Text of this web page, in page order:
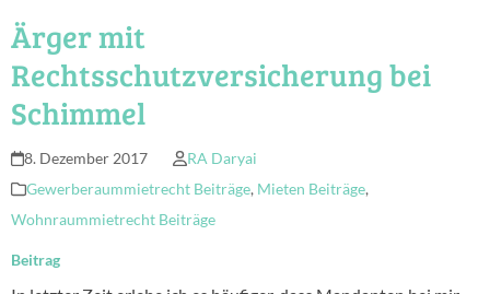
Ärger mit
Rechtsschutzversicherung bei
Schimmel
8. Dezember 2017
RA Daryai
Gewerberaummietrecht Beiträge, Mieten Beiträge,
Wohnraummietrecht Beiträge
Beitrag